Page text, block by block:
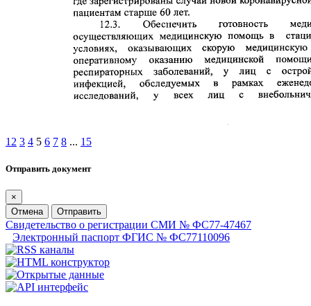
1 2 3 4 5 6 7 8 ... 15
Отправить документ
×
Отмена
Отправить
Свидетельство о регистрации СМИ № ФС77-47467
Электронный паспорт ФГИС № ФС77110096